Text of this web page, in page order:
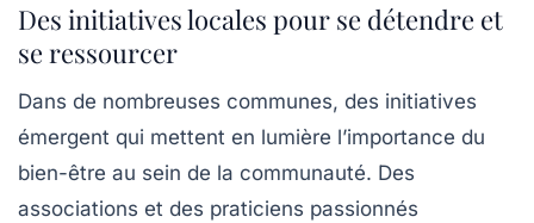
Des initiatives locales pour se détendre et
se ressourcer
Dans de nombreuses communes, des initiatives
émergent qui mettent en lumière l’importance du
bien-être au sein de la communauté. Des
associations et des praticiens passionnés